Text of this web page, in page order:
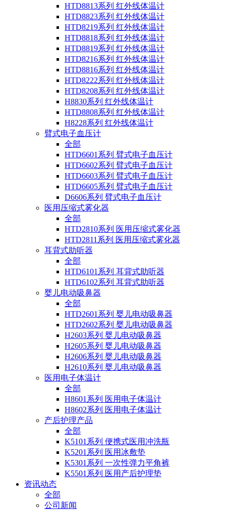
HTD8813系列 红外线体温计
HTD8823系列 红外线体温计
HTD8219系列 红外线体温计
HTD8818系列 红外线体温计
HTD8819系列 红外线体温计
HTD8216系列 红外线体温计
HTD8816系列 红外线体温计
HTD8222系列 红外线体温计
HTD8208系列 红外线体温计
H8830系列 红外线体温计
HTD8808系列 红外线体温计
H8228系列 红外线体温计
臂式电子血压计
全部
HTD6601系列 臂式电子血压计
HTD6602系列 臂式电子血压计
HTD6603系列 臂式电子血压计
HTD6605系列 臂式电子血压计
D6606系列 臂式电子血压计
医用压缩式雾化器
全部
HTD2810系列 医用压缩式雾化器
HTD2811系列 医用压缩式雾化器
耳背式助听器
全部
HTD6101系列 耳背式助听器
HTD6102系列 耳背式助听器
婴儿电动吸鼻器
全部
HTD2601系列 婴儿电动吸鼻器
HTD2602系列 婴儿电动吸鼻器
H2603系列 婴儿电动吸鼻器
H2605系列 婴儿电动吸鼻器
H2606系列 婴儿电动吸鼻器
H2610系列 婴儿电动吸鼻器
医用电子体温计
全部
H8601系列 医用电子体温计
H8602系列 医用电子体温计
产后护理产品
全部
K5101系列 便携式医用冲洗瓶
K5201系列 医用冰敷垫
K5301系列 一次性弹力平角裤
K5501系列 医用产后护理垫
资讯动态
全部
公司新闻